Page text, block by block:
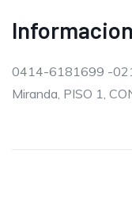
0414-6181699 -
Miranda, PISO 1,